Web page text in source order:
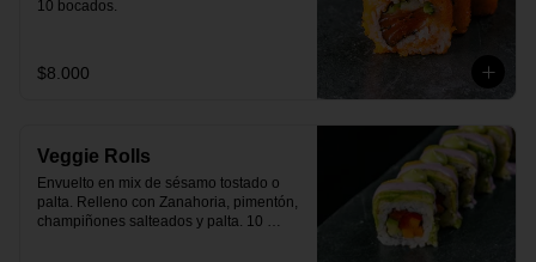
10 bocados.
$8.000
Veggie Rolls
Envuelto en mix de sésamo tostado o
palta. Relleno con Zanahoria, pimentón,
champiñones salteados y palta. 10